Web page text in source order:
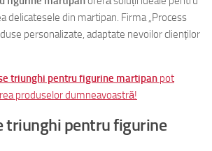
delicatesele din martipan. Firma „Process
personalizate, adaptate nevoilor clienților
triunghi pentru figurine martipan pot
produselor dumneavoastră!
triunghi pentru figurine